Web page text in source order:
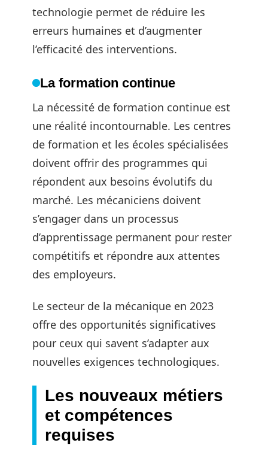
technologie permet de réduire les
erreurs humaines et d’augmenter
l’efficacité des interventions.
La formation continue
La nécessité de formation continue est
une réalité incontournable. Les centres
de formation et les écoles spécialisées
doivent offrir des programmes qui
répondent aux besoins évolutifs du
marché. Les mécaniciens doivent
s’engager dans un processus
d’apprentissage permanent pour rester
compétitifs et répondre aux attentes
des employeurs.
Le secteur de la mécanique en 2023
offre des opportunités significatives
pour ceux qui savent s’adapter aux
nouvelles exigences technologiques.
Les nouveaux métiers
et compétences
requises